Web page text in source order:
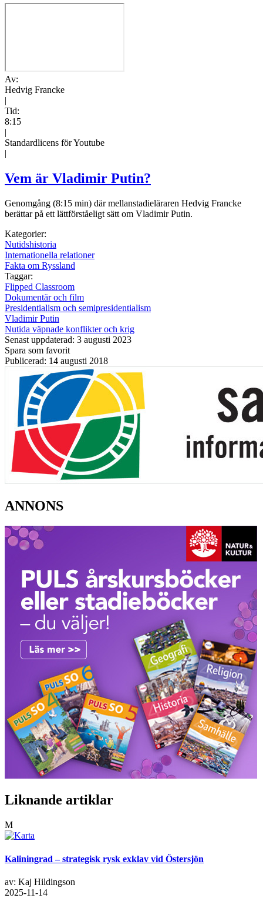
Av:
Hedvig Francke
|
Tid:
8:15
|
Standardlicens för Youtube
|
Vem är Vladimir Putin?
Genomgång (8:15 min) där mellanstadieläraren Hedvig Francke
berättar på ett lättförståeligt sätt om Vladimir Putin.
Kategorier:
Nutidshistoria
Internationella relationer
Fakta om Ryssland
Taggar:
Flipped Classroom
Dokumentär och film
Presidentialism och semipresidentialism
Vladimir Putin
Nutida väpnade konflikter och krig
Senast uppdaterad: 3 augusti 2023
Spara som favorit
Publicerad: 14 augusti 2018
ANNONS
Liknande artiklar
M
Kaliningrad – strategisk rysk exklav vid Östersjön
av: Kaj Hildingson
2025-11-14